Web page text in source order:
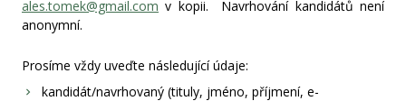
ales.tomek@gmail.com v kopii. Navrhování kandidátů není
anonymní.
Prosíme vždy uveďte následující údaje:
kandidát/navrhovaný (tituly, jméno, příjmení, e-